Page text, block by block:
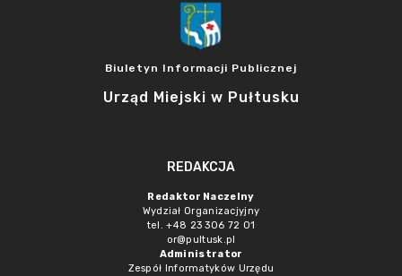
Biuletyn Informacji Publicznej
Urząd Miejski w Pułtusku
REDAKCJA
Redaktor Naczelny
Wydział Organizacjyjny
tel. +48 23 306 72 01
or@pultusk.pl
Administrator
Zespół Informatyków Urzędu